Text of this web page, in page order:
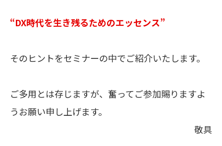
“DX時代を生き残るためのエッセンス”
そのヒントをセミナーの中でご紹介いたします。
ご多用とは存じますが、奮ってご参加賜りますよ
うお願い申し上げます。
敬具